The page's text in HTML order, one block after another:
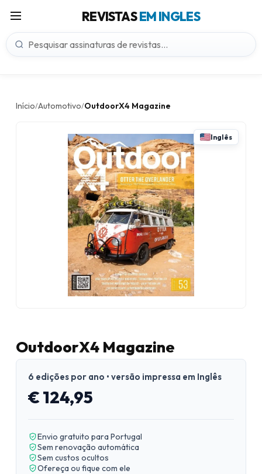
REVISTASEM INGLES
Início/Automotivo/OutdoorX4 Magazine
Inglês
OutdoorX4 Magazine
6 edições por ano • versão impressa em Inglês
€ 124,95
Envio gratuito para Portugal
Sem renovação automática
Sem custos ocultos
Ofereça ou fique com ele